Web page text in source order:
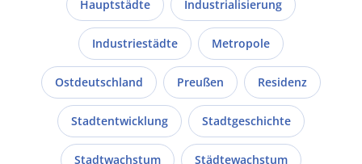
Hauptstädte Industrialisierung
Industriestädte Metropole
Ostdeutschland Preußen Residenz
Stadtentwicklung Stadtgeschichte
Stadtwachstum Städtewachstum